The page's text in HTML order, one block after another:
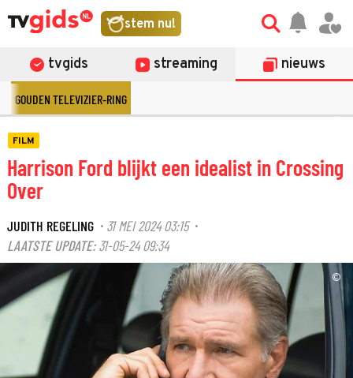
stem nu!
tvgids streaming nieuws
GOUDEN TELEVIZIER-RING
FILM
Harrison Ford blijkt een idealist in Crossing
Over
JUDITH REGELING · 31 MEI 2024 03:15·
LAATSTE UPDATE: 31-05-24 09:34
©